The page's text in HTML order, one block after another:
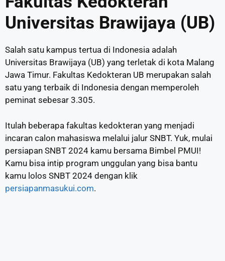
Universitas Brawijaya (UB)
Salah satu kampus tertua di Indonesia adalah
Universitas Brawijaya (UB) yang terletak di kota Malang
Jawa Timur. Fakultas Kedokteran UB merupakan salah
satu yang terbaik di Indonesia dengan memperoleh
peminat sebesar 3.305.
Itulah beberapa fakultas kedokteran yang menjadi
incaran calon mahasiswa melalui jalur SNBT. Yuk, mulai
persiapan SNBT 2024 kamu bersama Bimbel PMUI!
Kamu bisa intip program unggulan yang bisa bantu
kamu lolos SNBT 2024 dengan klik
persiapanmasukui.com.